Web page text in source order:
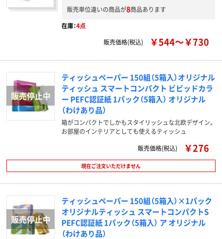
販売単位違いの商品が8商品あります
在庫：4点
販売価格(税込)
￥544～￥730
ティッシュペーパー 150組（5箱入）オリジナル
ティッシュ スマートコンパクト ビビッドカラ
ー PEFC認証紙 1パック（5箱入） オリジナル
（わけあり品）
箱がコンパクトでしかもスタイリッシュな北欧デザイン。
お部屋のインテリアとしても使えるティッシュ
販売価格(税込)
￥276
現在ご注文いただけません
ティッシュペーパー 150組（5箱入）×1パック
オリジナルティッシュ スマートコンパクトS
PEFC認証紙 1パック（5箱入） ア オリジナル
（わけあり品）